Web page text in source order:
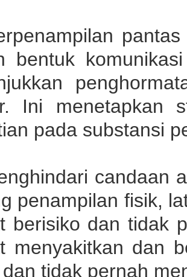
bentuk
Ini menetapkan
pada substansi
candaan
penampilan fisik,
berisiko dan tidak
menyakitkan dan
tidak pernah